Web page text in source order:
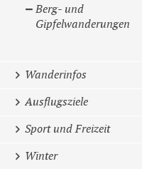
Berg- und
Gipfelwanderungen
Wanderinfos
Ausflugsziele
Sport und Freizeit
Winter